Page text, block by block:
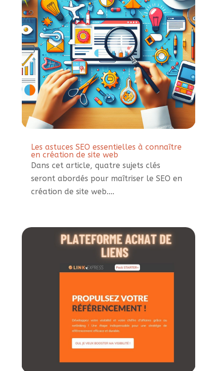
Les astuces SEO essentielles à connaître
en création de site web
Dans cet article, quatre sujets clés
seront abordés pour maîtriser le SEO en
création de site web....